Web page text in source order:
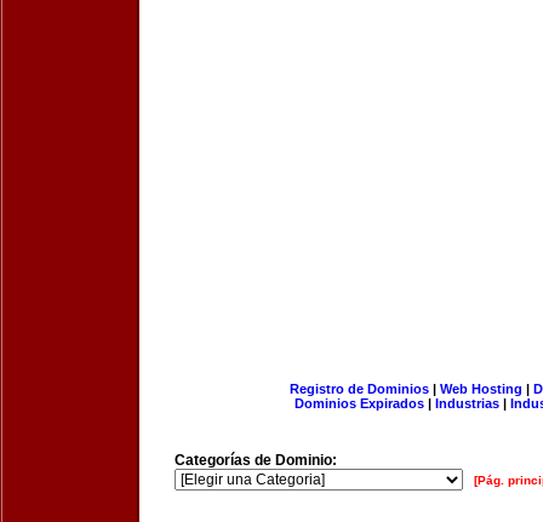
Registro de Dominios| Web Hosting |
Dominios Expirados | Industrias |
Categorías de Dominio:
[Pág.